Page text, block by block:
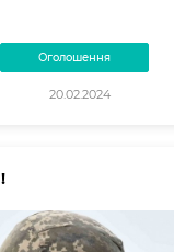
Оголошення
20.02.2024